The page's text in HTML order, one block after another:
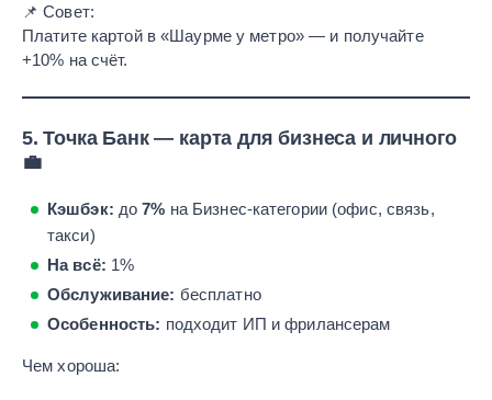
📌 Совет:
Платите картой в «Шаурме у метро» — и получайте
+10% на счёт.
5.Точка Банк — карта для бизнеса и личного
💼
Кэшбэк: до7% на Бизнес-категории (офис, связь,
такси)
На всё: 1%
Обслуживание: бесплатно
Особенность: подходит ИП и фрилансерам
Чем хороша: